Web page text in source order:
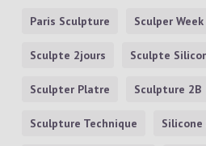
Paris Sculpture Sculper Week
Sculpte 2jours Sculpte
Sculpter Platre Sculpture 2B
Sculpture Technique